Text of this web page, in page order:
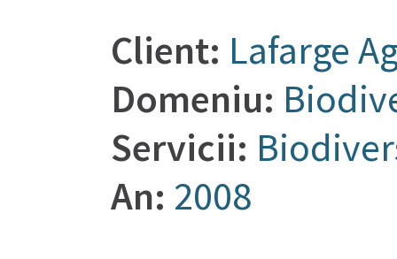
Client: Lafarge
Domeniu:
Servicii:
An: 2008